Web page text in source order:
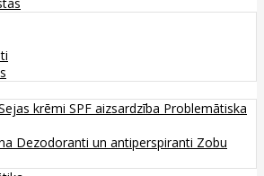
krēmi SPF aizsardzība Problemātiska
Dezodoranti un antiperspiranti Zobu